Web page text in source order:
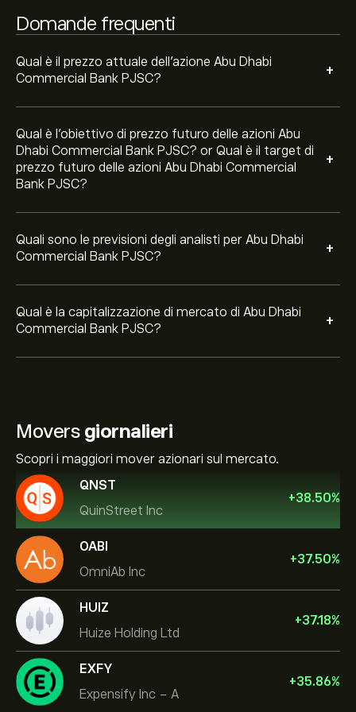
Domande frequenti
Qual è il prezzo attuale dell'azione Abu Dhabi
Commercial Bank PJSC?
+
Qual è l'obiettivo di prezzo futuro delle azioni Abu
Dhabi Commercial Bank PJSC? or Qual è il target di
prezzo futuro delle azioni Abu Dhabi Commercial
Bank PJSC?
+
Quali sono le previsioni degli analisti per Abu Dhabi
Commercial Bank PJSC?
+
Qual è la capitalizzazione di mercato di Abu Dhabi
Commercial Bank PJSC?
+
Movers giornalieri
Scopri i maggiori mover azionari sul mercato.
QNST
QuinStreet Inc
+38.50%
OABI
OmniAb Inc
+37.50%
HUIZ
Huize Holding Ltd
+37.18%
EXFY
Expensify Inc - A
+35.86%